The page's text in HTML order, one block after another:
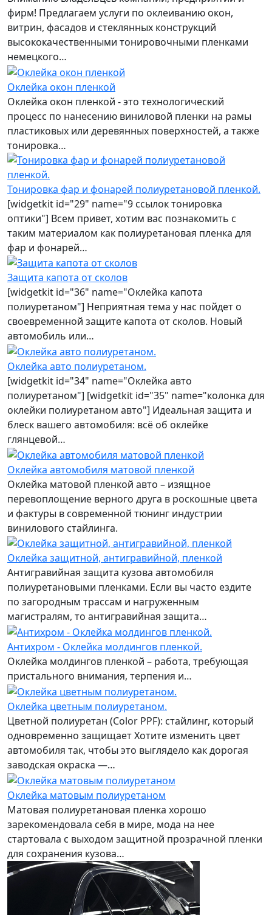
фирм! Предлагаем услуги по оклеиванию окон,
витрин, фасадов и стеклянных конструкций
высококачественными тонировочными пленками
немецкого…
Оклейка окон пленкой
Оклейка окон пленкой - это технологический
процесс по нанесению виниловой пленки на рамы
пластиковых или деревянных поверхностей, а также
тонировка…
Тонировка фар и фонарей полиуретановой пленкой.
[widgetkit id="29" name="9 ссылок тонировка
оптики"] Всем привет, хотим вас познакомить с
таким материалом как полиуретановая пленка для
фар и фонарей…
Защита капота от сколов
[widgetkit id="36" name="Оклейка капота
полиуретаном"] Неприятная тема у нас пойдет о
своевременной защите капота от сколов. Новый
автомобиль или…
Оклейка авто полиуретаном.
[widgetkit id="34" name="Оклейка авто
полиуретаном"] [widgetkit id="35" name="колонка для
оклейки полиуретаном авто"] Идеальная защита и
блеск вашего автомобиля: всё об оклейке
глянцевой…
Оклейка автомобиля матовой пленкой
Оклейка матовой пленкой авто – изящное
перевоплощение верного друга в роскошные цвета
и фактуры в современной тюнинг индустрии
винилового стайлинга.
Оклейка защитной, антигравийной, пленкой
Антигравийная защита кузова автомобиля
полиуретановыми пленками. Если вы часто ездите
по загородным трассам и нагруженным
магистралям, то антигравийная защита…
Антихром - Оклейка молдингов пленкой.
Оклейка молдингов пленкой – работа, требующая
пристального внимания, терпения и…
Оклейка цветным полиуретаном.
Цветной полиуретан (Color PPF): стайлинг, который
одновременно защищает Хотите изменить цвет
автомобиля так, чтобы это выглядело как дорогая
заводская окраска —…
Оклейка матовым полиуретаном
Матовая полиуретановая пленка хорошо
зарекомендовала себя в мире, мода на нее
стартовала с выходом защитной прозрачной пленки
для сохранения кузова…